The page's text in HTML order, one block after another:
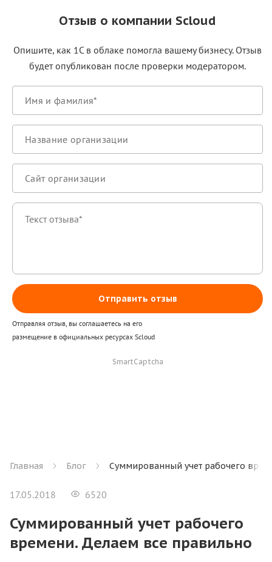
Отзыв о компании Scloud
Опишите, как 1С в облаке помогла вашему бизнесу. Отзыв
будет опубликован после проверки модератором.
Отправить отзыв
Отправляя отзыв, вы соглашаетесь на его
размещение в официальных ресурсах Scloud
SmartCaptcha
Главная Блог Суммированный учет рабочего
17.05.2018 6520
Суммированный учет рабочего
времени. Делаем все правильно